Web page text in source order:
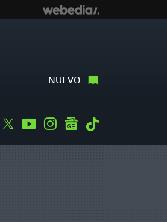
NUEVO
Facebook
TwitterYoutubeInstagramgooglenews